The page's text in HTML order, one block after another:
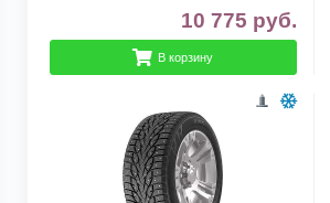
10 775 руб.
В корзину